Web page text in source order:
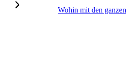
Wohin mit den gan­zen